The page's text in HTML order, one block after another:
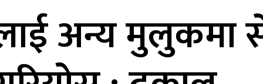
अन्य मुलुकमा